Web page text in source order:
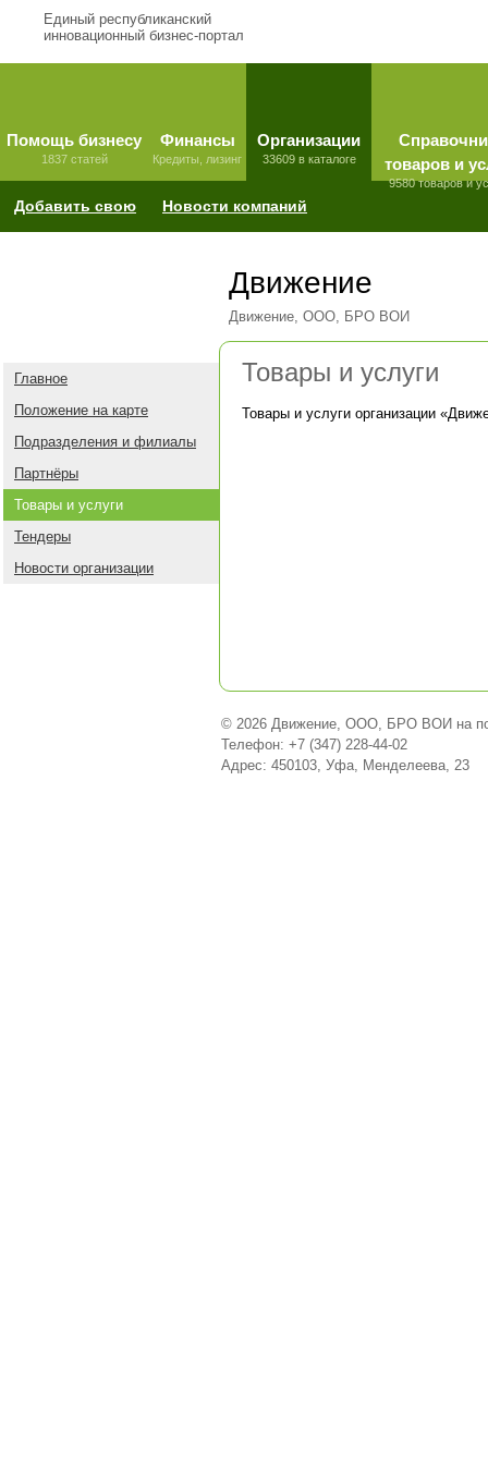
Единый республиканский
инновационный бизнес-портал
Помощь бизнесу
1837 статей
Финансы
Кредиты, лизинг
Организации
33609 в каталоге
товаров и
9580 товаров и
Добавить свою Новости компаний
Движение
Движение, ООО, БРО ВОИ
Главное
Положение на карте
Подразделения и филиалы
Партнёры
Товары и услуги
Тендеры
Новости организации
Товары и услуги
Товары и услуги организации «
© 2026 Движение, ООО, БРО ВОИ на
Телефон: +7 (347) 228-44-02
Адрес: 450103, Уфа, Менделеева, 23